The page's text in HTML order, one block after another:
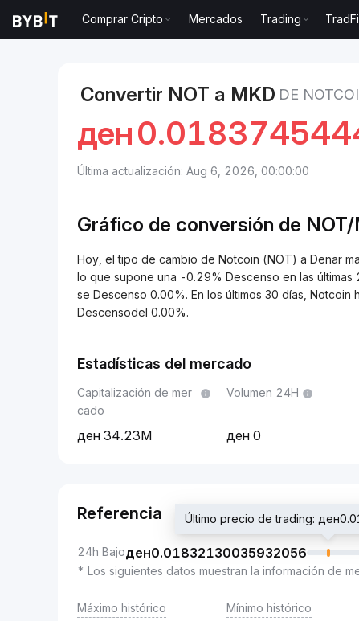
Comprar Cripto Mercados Trading TradFi
Convertir NOT a MKD DE
ден
Última actualización: Aug 6, 2026, 00:00:00
Gráfico de conversión de NOT/
Hoy, el tipo de cambio de Notcoin (NOT) a Denar
lo que supone una -0.29% Descenso en las
se Descenso 0.00%. En los últimos 30 días,
Descensodel 0.00%.
Estadísticas del mercado
Capitalización de mer
cado
34.23M
Volumen 24H
0
Referencia
24h Bajoден0.01832130035932056
Último precio de trading:
* Los siguientes datos muestran la información de
Máximo histórico Mínimo histórico